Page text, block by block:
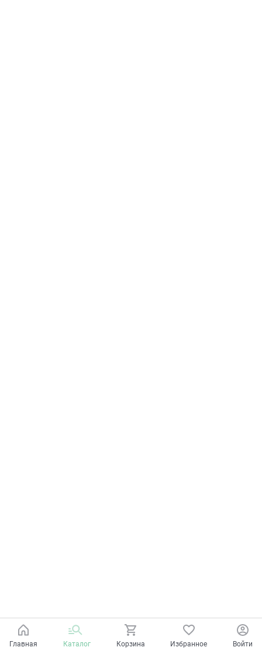
Главная Каталог Корзина Избранное Войти